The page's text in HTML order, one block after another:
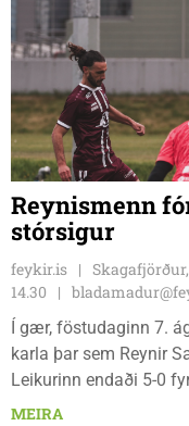
Reynismenn
stórsigur
feykir.is
14.30
Í gær, föstudaginn 7.
karla þar sem Reynir
Leikurinn endaði 5-0
Reynismönnum á topp
MEIRA